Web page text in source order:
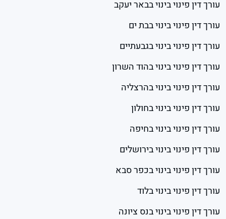
עורך דין פינוי בינוי בבאר יעקב
עורך דין פינוי בינוי בבת ים
עורך דין פינוי בינוי בגבעתיים
עורך דין פינוי בינוי בהוד השרון
עורך דין פינוי בינוי בהרצליה
עורך דין פינוי בינוי בחולון
עורך דין פינוי בינוי בחיפה
עורך דין פינוי בינוי בירושלים
עורך דין פינוי בינוי בכפר סבא
עורך דין פינוי בינוי בלוד
עורך דין פינוי בינוי בנס ציונה